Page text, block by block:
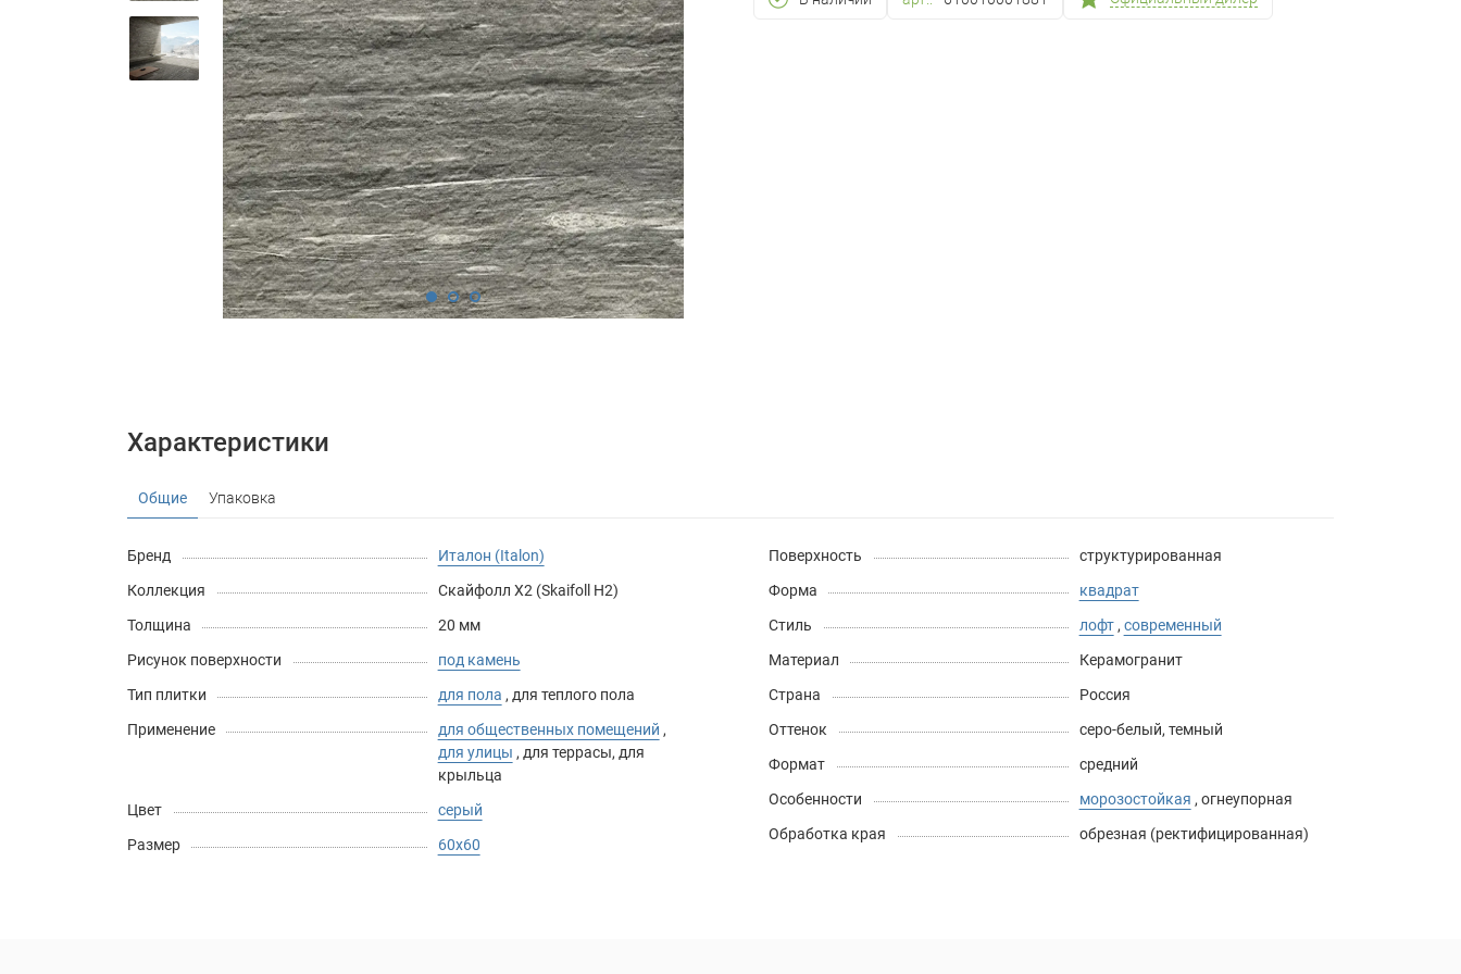
Характеристики
Общие Упаковка
Бренд
Италон (Italon)
Коллекция
Скайфолл Х2 (Skaifoll H2)
Толщина
20 мм
Рисунок поверхности
под камень
Тип плитки
для пола , для теплого пола
Применение
для общественных помещений ,
для улицы , для террасы, для
крыльца
Цвет
серый
Размер
60х60
Поверхность
структурированная
Форма
квадрат
Стиль
лофт , современный
Материал
Керамогранит
Страна
Россия
Оттенок
серо-белый, темный
Формат
средний
Особенности
морозостойкая , огнеупорная
Обработка края
обрезная (ректифицированная)